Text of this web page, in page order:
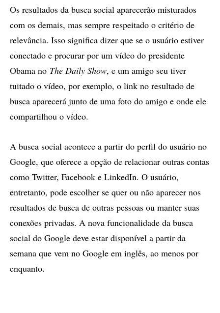
Os resultados da busca social aparecerão misturados
com os demais, mas sempre respeitado o critério de
relevância. Isso significa dizer que se o usuário estiver
conectado e procurar por um vídeo do presidente
Obama no The Daily Show, e um amigo seu tiver
tuitado o vídeo, por exemplo, o link no resultado de
busca aparecerá junto de uma foto do amigo e onde ele
compartilhou o vídeo.
A busca social acontece a partir do perfil do usuário no
Google, que oferece a opção de relacionar outras contas
como Twitter, Facebook e LinkedIn. O usuário,
entretanto, pode escolher se quer ou não aparecer nos
resultados de busca de outras pessoas ou manter suas
conexões privadas. A nova funcionalidade da busca
social do Google deve estar disponível a partir da
semana que vem no Google em inglês, ao menos por
enquanto.